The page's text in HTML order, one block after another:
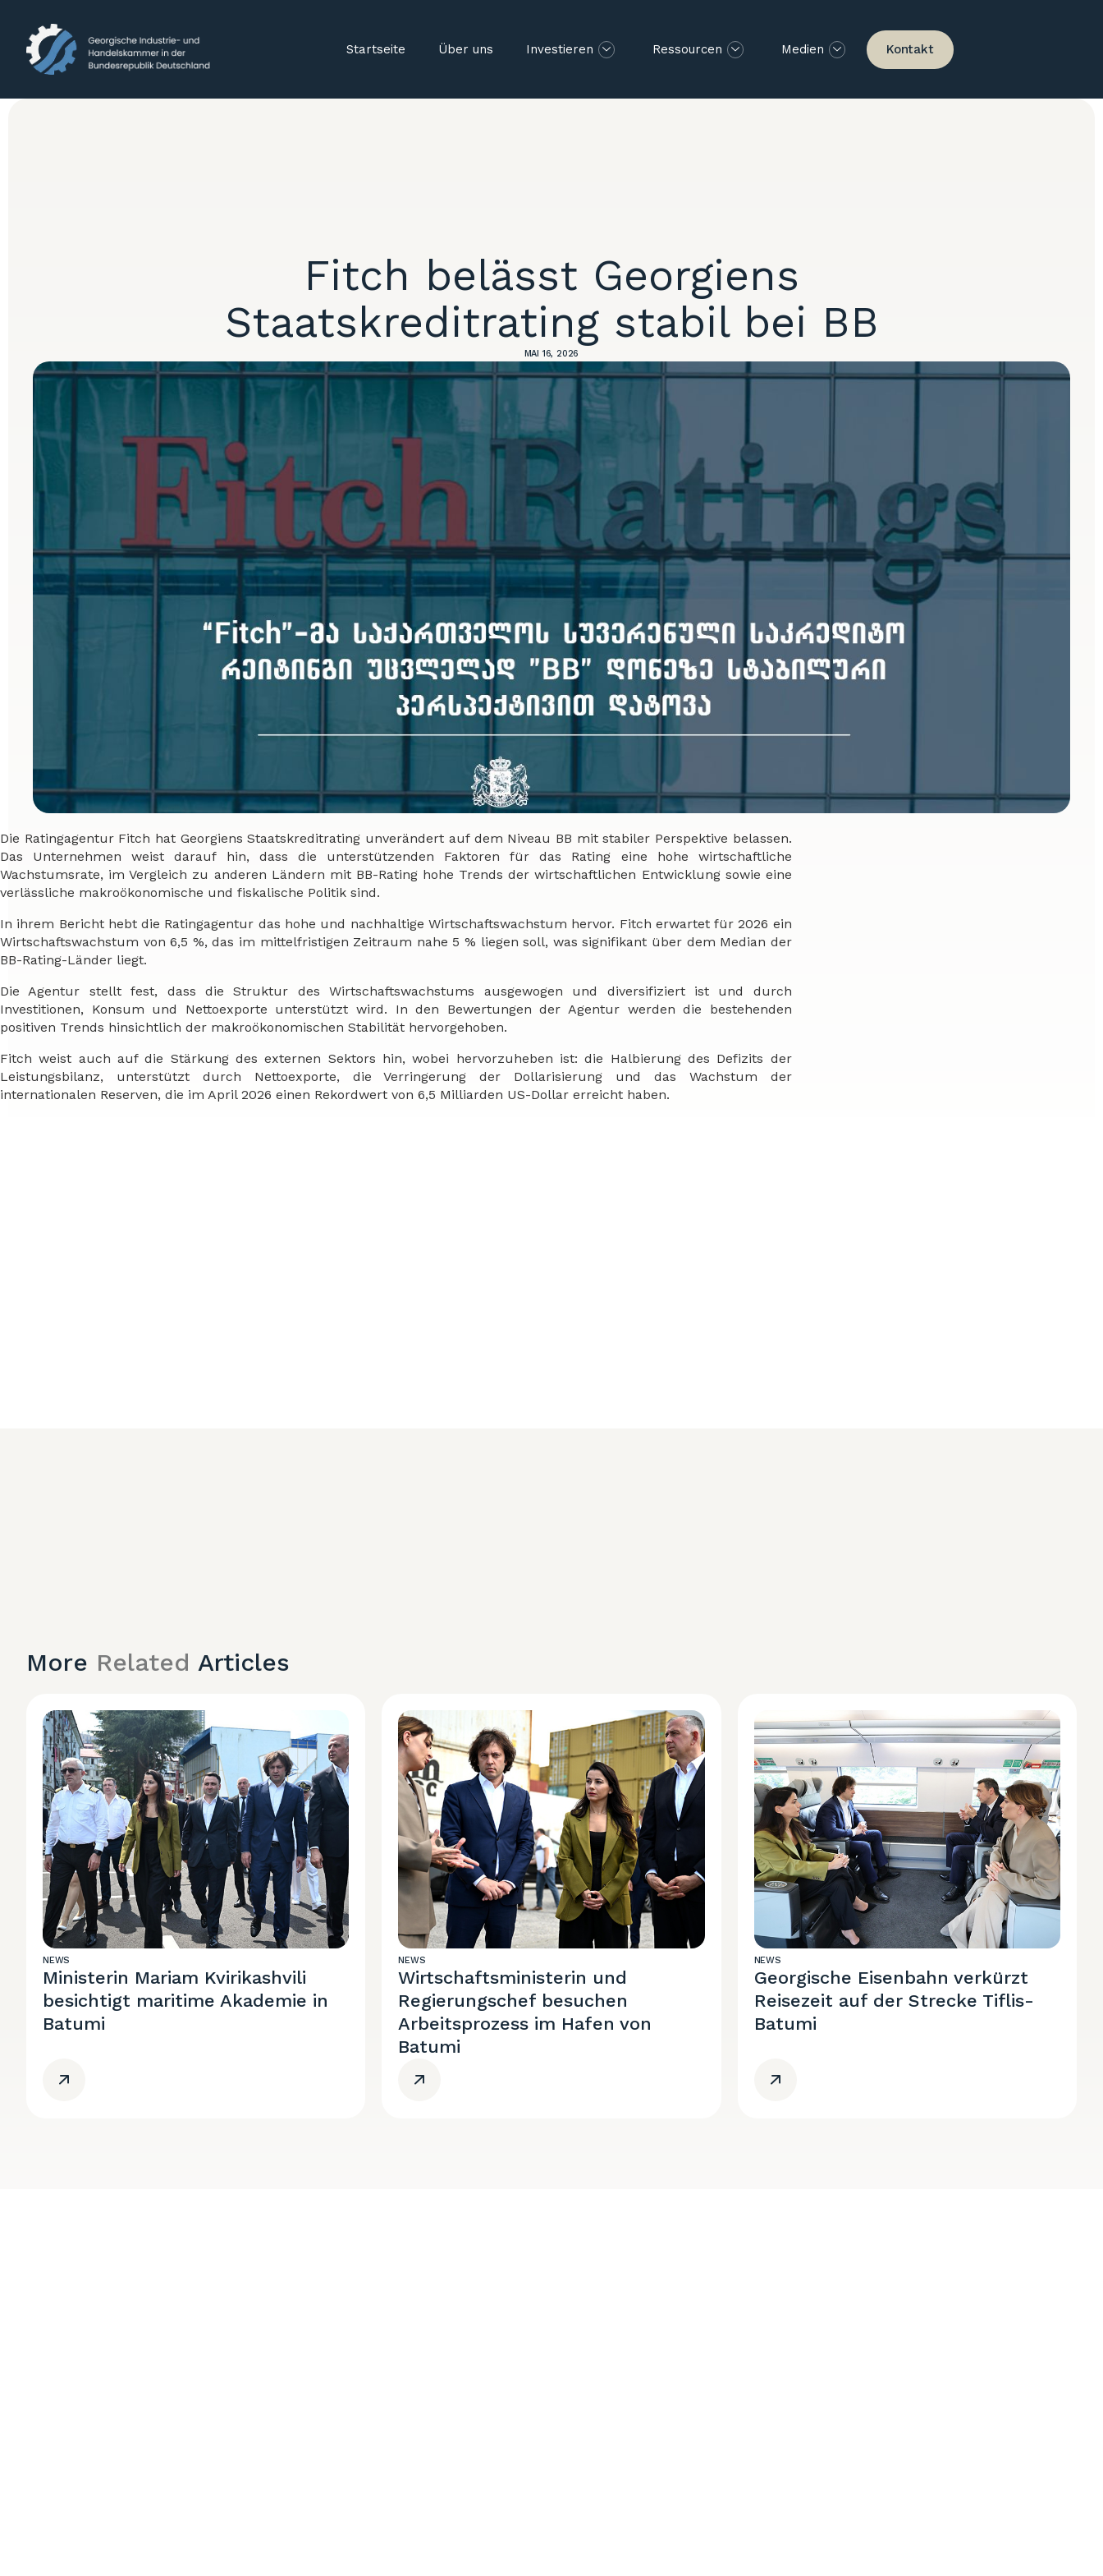
Startseite Über uns Investieren Ressourcen Medien Kontakt
Fitch belässt Georgiens
Staatskreditrating stabil bei BB
MAI 16, 2026
Die Ratingagentur Fitch hat Georgiens Staatskreditrating unverändert auf dem Niveau BB mit stabiler Perspektive belassen.
Das Unternehmen weist darauf hin, dass die unterstützenden Faktoren für das Rating eine hohe wirtschaftliche
Wachstumsrate, im Vergleich zu anderen Ländern mit BB-Rating hohe Trends der wirtschaftlichen Entwicklung sowie eine
verlässliche makroökonomische und fiskalische Politik sind.
In ihrem Bericht hebt die Ratingagentur das hohe und nachhaltige Wirtschaftswachstum hervor. Fitch erwartet für 2026 ein
Wirtschaftswachstum von 6,5 %, das im mittelfristigen Zeitraum nahe 5 % liegen soll, was signifikant über dem Median der
BB-Rating-Länder liegt.
Die Agentur stellt fest, dass die Struktur des Wirtschaftswachstums ausgewogen und diversifiziert ist und durch
Investitionen, Konsum und Nettoexporte unterstützt wird. In den Bewertungen der Agentur werden die bestehenden
positiven Trends hinsichtlich der makroökonomischen Stabilität hervorgehoben.
Fitch weist auch auf die Stärkung des externen Sektors hin, wobei hervorzuheben ist: die Halbierung des Defizits der
Leistungsbilanz, unterstützt durch Nettoexporte, die Verringerung der Dollarisierung und das Wachstum der
internationalen Reserven, die im April 2026 einen Rekordwert von 6,5 Milliarden US-Dollar erreicht haben.
More Related Articles
NEWS
Ministerin Mariam Kvirikashvili
besichtigt maritime Akademie in
Batumi
NEWS
Wirtschaftsministerin und
Regierungschef besuchen
Arbeitsprozess im Hafen von
Batumi
NEWS
Georgische Eisenbahn verkürzt
Reisezeit auf der Strecke Tiflis-
Batumi